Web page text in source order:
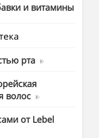
и витамины
рта
волос
от Lebel